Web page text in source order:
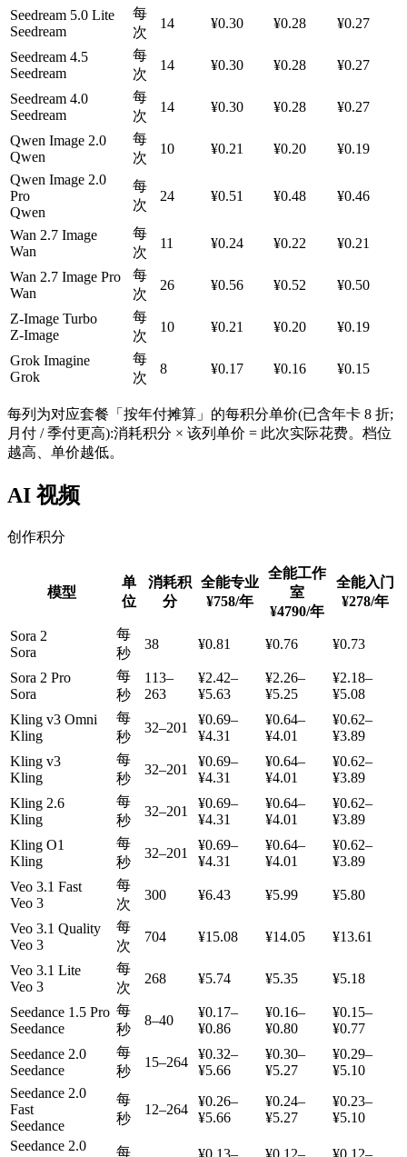
Seedream 5.0 Lite
Seedream
每
次
14 ¥0.30 ¥0.28 ¥0.27
Seedream 4.5
Seedream
每
次
14 ¥0.30 ¥0.28 ¥0.27
Seedream 4.0
Seedream
每
次
14 ¥0.30 ¥0.28 ¥0.27
Qwen Image 2.0
Qwen
每
次
10 ¥0.21 ¥0.20
¥0.19
Qwen Image 2.0
Pro
Qwen
每
次
24 ¥0.51 ¥0.48 ¥0.46
Wan 2.7 Image
Wan
每
次
11 ¥0.24 ¥0.22 ¥0.21
Wan 2.7 Image Pro
Wan
每
次
26 ¥0.56 ¥0.52 ¥0.50
Z-Image Turbo
Z-Image
每
次
10 ¥0.21 ¥0.20 ¥0.19
Grok Imagine
Grok
每
次
8 ¥0.17 ¥0.16 ¥0.15
每列为对应套餐「按年付摊算」的每积分单价(已含年卡 8 折;
月付 / 季付更高):消耗积分 × 该列单价 = 此次实际花费。档位
越高、单价越低。
AI 视频
创作积分
模型
单
位
消耗积
分
全能专业
¥758/年
全能工作
室
¥4790/年
全能入门
¥278/年
Sora 2
Sora
每
秒
38 ¥0.81 ¥0.76 ¥0.73
Sora 2 Pro
Sora
每
秒
113–
263
¥2.42–
¥5.63
¥2.26–
¥5.25
¥2.18–
¥5.08
Kling v3 Omni
Kling
每
秒
32–201
¥0.69–
¥4.31
¥0.64–
¥4.01
¥0.62–
¥3.89
Kling v3
Kling
每
秒
32–201
¥0.69–
¥4.31
¥0.64–
¥4.01
¥0.62–
¥3.89
Kling 2.6
Kling
每
秒
32–201
¥0.69–
¥4.31
¥0.64–
¥4.01
¥0.62–
¥3.89
Kling O1
Kling
每
秒
32–201
¥0.69–
¥4.31
¥0.64–
¥4.01
¥0.62–
¥3.89
Veo 3.1 Fast
Veo 3
每
次
300 ¥6.43 ¥5.99 ¥5.80
Veo 3.1 Quality
Veo 3
每
次
704 ¥15.08 ¥14.05 ¥13.61
Veo 3.1 Lite
Veo 3
每
次
268 ¥5.74 ¥5.35 ¥5.18
Seedance 1.5 Pro
Seedance
每
秒
8–40
¥0.17–
¥0.86
¥0.16–
¥0.80
¥0.15–
¥0.77
Seedance 2.0
Seedance
每
秒
15–264
¥0.32–
¥5.66
¥0.30–
¥5.27
¥0.29–
¥5.10
Seedance 2.0
Fast
Seedance
每
秒
12–264
¥0.26–
¥5.66
¥0.24–
¥5.27
¥0.23–
¥5.10
Seedance 2.0
每 ¥0.13– ¥0.12– ¥0.12–